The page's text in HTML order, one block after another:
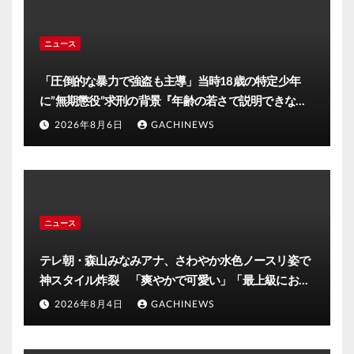
ニュース
「圧倒的な暴力で強盗も主導」当時18歳の特定少年
に”無期懲役”求刑の背景『年齢の若さで説明できない
ほど悪質だと検察が判断』＜元裁判官が解説＞全国的
2026年8月6日 GACHINEWS
ニュース
テレ朝・森山みなみアナ、さわやか水色ノースリ姿で
神スタイル炸裂 「爽やかで可愛い」「最上級にお似
合い」(J-CASTニュース)
2026年8月4日 GACHINEWS